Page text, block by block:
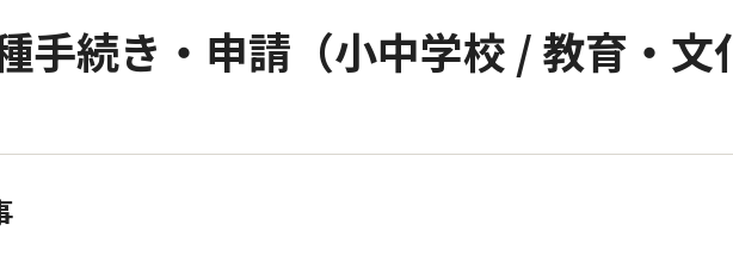
手続き・申請（小中学校 / 教育・文